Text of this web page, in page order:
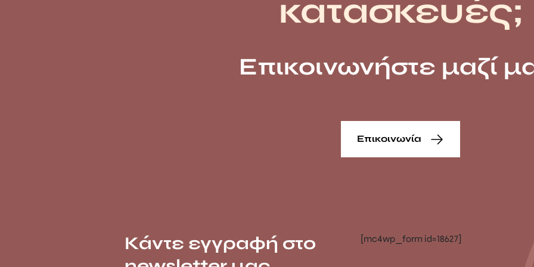
κατασκευές;
Επικοινωνήστε μαζί
Επικοινωνία
Κάντε εγγραφή στο
[mc4wp_form id=18627]